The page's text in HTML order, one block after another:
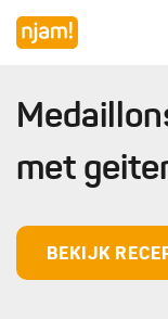
met
BEKIJK